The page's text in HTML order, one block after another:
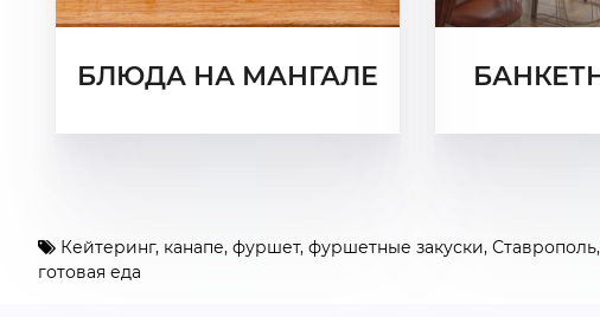
БЛЮДА НА МАНГАЛЕ
Кейтеринг, канапе, фуршет, фуршетные закуски, Ставрополь,
готовая еда